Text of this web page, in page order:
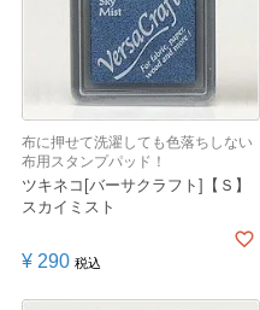
布に押せて洗濯しても色落ちしない
布用スタンプパッド！
ツキネコ[バーサクラフト]【Ｓ】
スカイミスト
¥ 290 税込